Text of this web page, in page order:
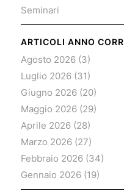
Seminari
ARTICOLI ANNO
Agosto 2026(3)
Luglio 2026(31)
Giugno 2026(20)
Maggio 2026(29)
Aprile 2026(28)
Marzo 2026(27)
Febbraio 2026(34)
Gennaio 2026(19)